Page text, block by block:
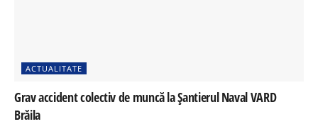
ACTUALITATE
Grav accident colectiv de muncă la Șantierul Naval VARD
Brăila